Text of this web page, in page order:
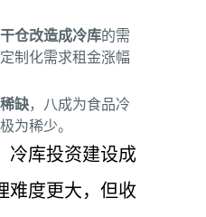
仓改造成冷库的需
制化需求租金涨幅
缺，八成为食品冷
为稀少。
冷库投资建设成
难度更大，但收